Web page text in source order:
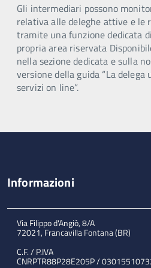
Gli intermediari possono
relativa alle deleghe attive e le
tramite una funzione dedicata
propria area riservata
nella sezione dedicata e sulla
versione della guida “La delega
servizi on line”.
Informazioni
Via Filippo d'Angiò, 8/A
72021, Francavilla Fontana (BR)
C.F. / P.IVA
CNRPTR88P28E205P /